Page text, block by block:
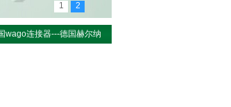
1 2
wago连接器---德国赫尔纳